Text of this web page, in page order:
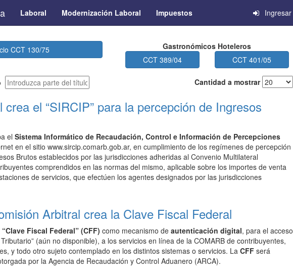
Laboral Modernización Laboral Impuestos Ingresar
CCT 130/75
Gastronómicos Hoteleros
CCT 389/04
CCT 401/05
Cantidad a mostrar
el “SIRCIP” para la percepción de Ingresos
el Sistema Informático de Recaudación, Control e Información de Percepciones
en el sitio www.sircip.comarb.gob.ar, en cumplimiento de los regímenes de percepción
Brutos establecidos por las jurisdicciones adheridas al Convenio Multilateral
comprendidos en las normas del mismo, aplicable sobre los importes de venta
de servicios, que efectúen los agentes designados por las jurisdicciones
Arbitral crea la Clave Fiscal Federal
“Clave Fiscal Federal” (CFF) como mecanismo de autenticación digital, para el acceso
(aún no disponible), a los servicios en línea de la COMARB de contribuyentes,
y todo otro sujeto contemplado en los distintos sistemas o servicios. La CFF será
por la Agencia de Recaudación y Control Aduanero (ARCA).